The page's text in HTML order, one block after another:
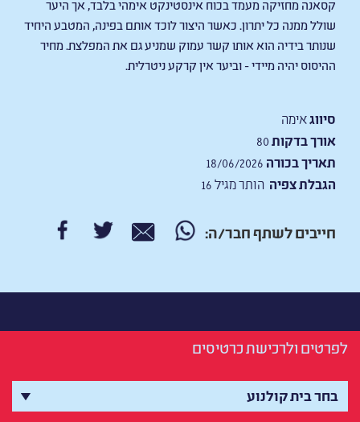
קסאנה מחזיקה מעמד בכוח אינסטינקט אימהי בלבד, אך היער
שולל ממנה כל יתרון. כאשר היצור לוכד אותם בפינה, המטבע היחיד
שנותר בידיה הוא אותו קשר עמוק שמניע גם את המפלצת. מחיר
ההיסוס יהיה מיידי - וביער אין קרקע ניטרלית.
סיווגאימה
אורך בדקות
תאריך בכורה
הגבלת צפיה הותר מגיל 16
חייבים לשתף חבר/ה:
לפרטים ולרכישת כרטיסים